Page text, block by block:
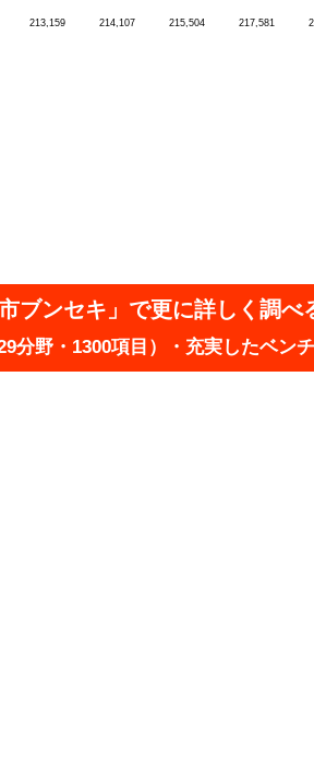
213,159 214,107 215,504 217,581
ブンセキ」で更に詳しく調べ
分野・1300項目）・充実したベン